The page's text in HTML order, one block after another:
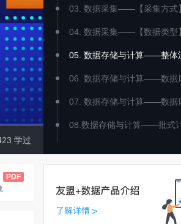
学过
05. 数据存储与计算——整体
06. 数据存储与计算——数据
PDF